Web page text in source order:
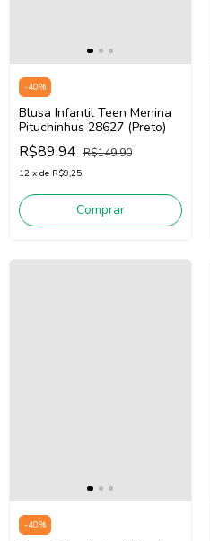
-40%
Blusa Infantil Teen Menina
Pituchinhus 28627 (Preto)
R$89,94 R$149,90
12 x de R$9,25
Comprar
-40%